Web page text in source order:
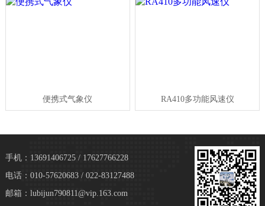
便携式气象仪 RA410多功能风速仪
手机：13691406725 / 17627766228
电话：010-57620683 / 022-83127488
邮箱：lubijun790811@vip.163.com